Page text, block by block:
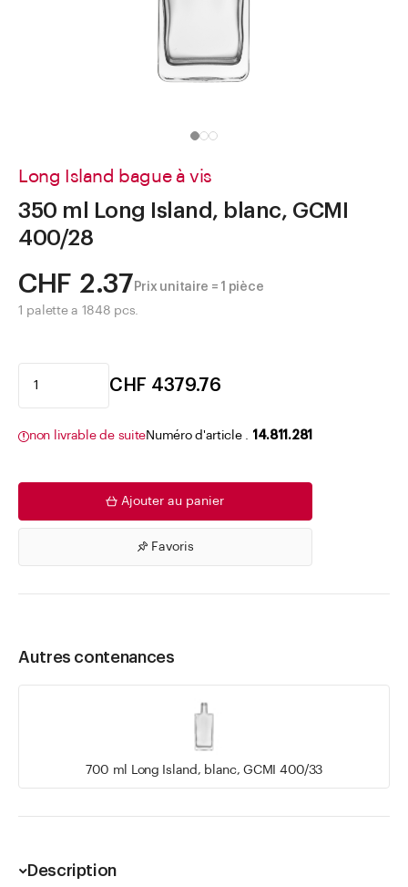
Long Island bague à vis
350 ml Long Island, blanc, GCMI
400/28
CHF 2.37 Prix unitaire = 1 pièce
1 palette a 1848 pcs.
CHF 4379.76
non livrable de suiteNuméro d'article . 14.811.281
Ajouter au panier
Favoris
Autres contenances
700 ml Long Island, blanc, GCMI 400/33
Description